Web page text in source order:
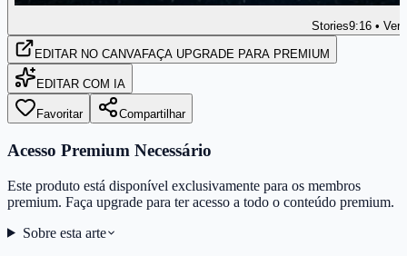
Stories9:16 •
EDITAR NO CANVAFAÇA UPGRADE PARA PREMIUM
EDITAR COM IA
Favoritar Compartilhar
Acesso Premium Necessário
Este produto está disponível exclusivamente para os membros
premium. Faça upgrade para ter acesso a todo o conteúdo premium.
Sobre esta arte